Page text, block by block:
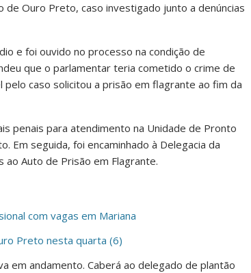
Ouro Preto, caso investigado junto a denúncias
e foi ouvido no processo na condição de
que o parlamentar teria cometido o crime de
caso solicitou a prisão em flagrante ao fim da
penais para atendimento na Unidade de Pronto
Em seguida, foi encaminhado à Delegacia da
ao Auto de Prisão em Flagrante.
com vagas em Mariana
Preto nesta quarta (6)
em andamento. Caberá ao delegado de plantão